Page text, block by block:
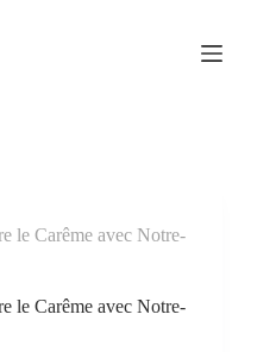
le Carême avec Notre-
le Carême avec Notre-